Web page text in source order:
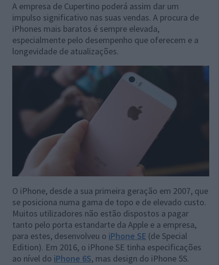
A empresa de Cupertino poderá assim dar um
impulso significativo nas suas vendas. A procura de
iPhones mais baratos é sempre elevada,
especialmente pelo desempenho que oferecem e a
longevidade de atualizações.
O iPhone, desde a sua primeira geração em 2007, que
se posiciona numa gama de topo e de elevado custo.
Muitos utilizadores não estão dispostos a pagar
tanto pelo porta estandarte da Apple e a empresa,
para estes, desenvolveu o iPhone SE (de Special
Edition). Em 2016, o iPhone SE tinha especificações
ao nível do iPhone 6S, mas design do iPhone 5S.